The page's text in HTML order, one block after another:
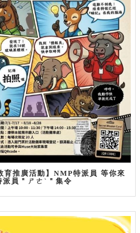
育推廣活動】NMP特派員 等你來
員＂ㄕㄜˋ＂集令